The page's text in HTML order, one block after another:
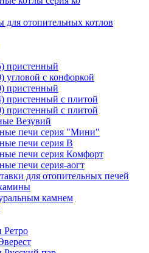
для отопительных котлов
пристенный
угловой с конфоркой
пристенный
пристенный с плитой
пристенный с плитой
Везувий
печи серия "Мини"
печи серия В
печи серия Комфорт
печи серия-аогт
для отопительных печей
камнем
Ретро